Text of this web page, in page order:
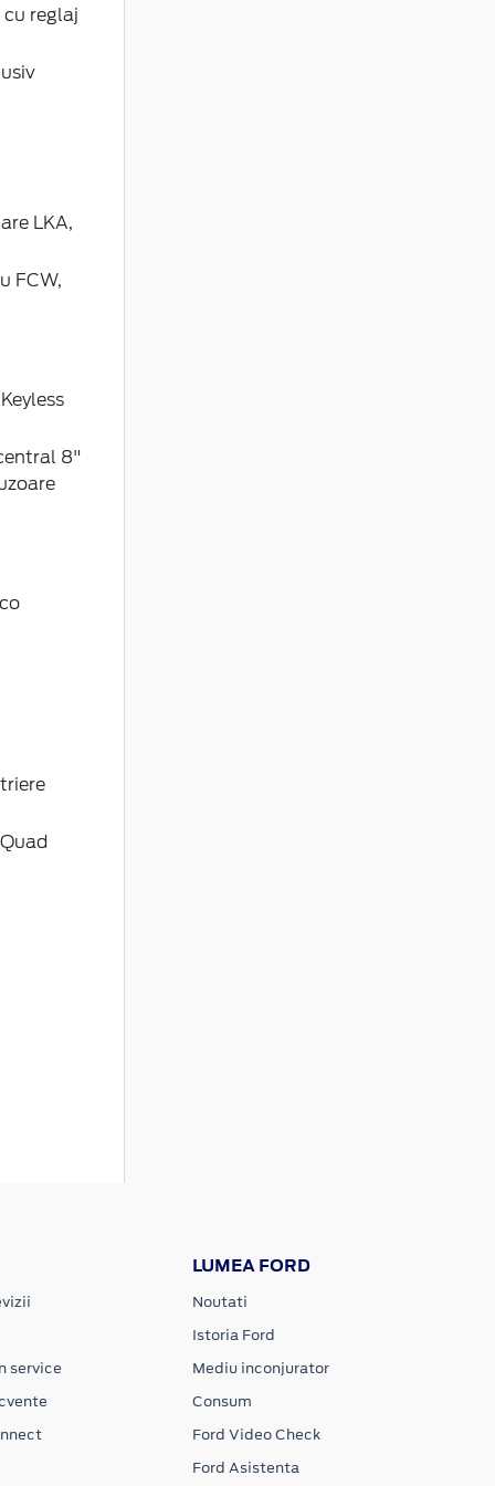
reglaj
LKA,
FCW,
8"
service
LUMEA FORD
Noutati
Istoria Ford
Mediu inconjurator
Consum
Ford Video Check
Ford Asistenta